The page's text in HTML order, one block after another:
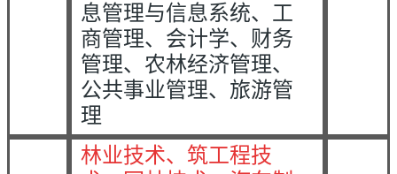
息管理与信息系统、工
商管理、会计学、财务
管理、农林经济管理、
公共事业管理、旅游管
理
林业技术、筑工程技